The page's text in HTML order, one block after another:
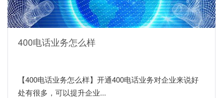
400电话业务怎么样
【400电话业务怎么样】开通400电话业务对企业来说好
处有很多，可以提升企业...